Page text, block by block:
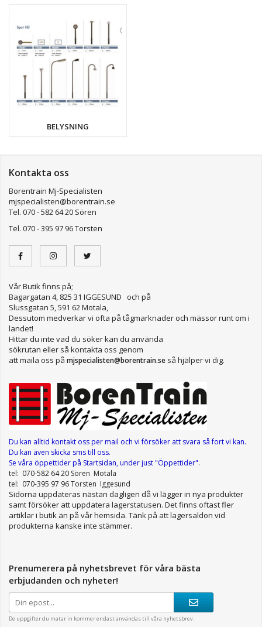
BELYSNING
Kontakta oss
Borentrain Mj-Specialisten
mjspecialisten@borentrain.se
Tel. 070 - 582 64 20 Sören
Tel. 070 - 395 97 96 Torsten
Vår Butik finns på;
Bagargatan 4, 825 31 IGGESUND och på
Slussgatan 5, 591 62 Motala,
Dessutom medverkar vi ofta på tågmarknader och mässor runt om i
landet!
Hittar du inte vad du söker kan du använda
sökrutan eller så kontakta oss genom
att maila oss på mjspecialisten@borentrain.se så hjälper vi dig.
Du kan alltid kontakt oss per mail och vi försöker att svara så fort vi kan.
Du kan även skicka sms till oss.
Se våra öppettiderpå Startsidan, under just "Öppettider".
tel: 070-582 64 20 Sören Motala
tel: 070-395 97 96 Torsten Iggesund
Sidorna uppdateras nästan dagligen då vi lägger in nya produkter
samt försöker att uppdatera lagerstatusen. Det finns oftast fler
artiklar i butik än på vår hemsida. Tänk på att lagersaldon vid
produkterna kanske inte stämmer.
Prenumerera på nyhetsbrevet för våra bästa
erbjudanden och nyheter!
De uppgifter du matar in kommer endast användas till våra nyhetsbrev.